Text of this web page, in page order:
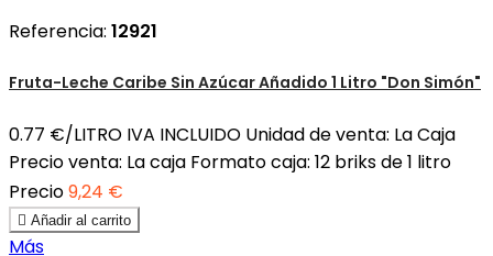
Referencia: 12921
Fruta-Leche Caribe Sin Azúcar Añadido 1 Litro "Don Simón"
0.77 €/LITRO IVA INCLUIDO Unidad de venta: La Caja
Precio venta: La caja Formato caja: 12 briks de 1 litro
Precio9,24 €
 Añadir al carrito
Más